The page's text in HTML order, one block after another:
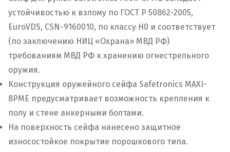
устойчивостью к взлому по ГОСТ Р 50862-2005,
EuroVDS, CSN-9160010, по классу Н0 и соответствует
(по заключению НИЦ «Охрана» МВД РФ)
требованиям МВД РФ к хранению огнестрельного
оружия.
Конструкция оружейного сейфа Safetronics MAXI-
8PME предусматривает возможность крепления к
полу и стене анкерными болтами.
На поверхность сейфа нанесено защитное
износостойкое покрытие порошкового типа.